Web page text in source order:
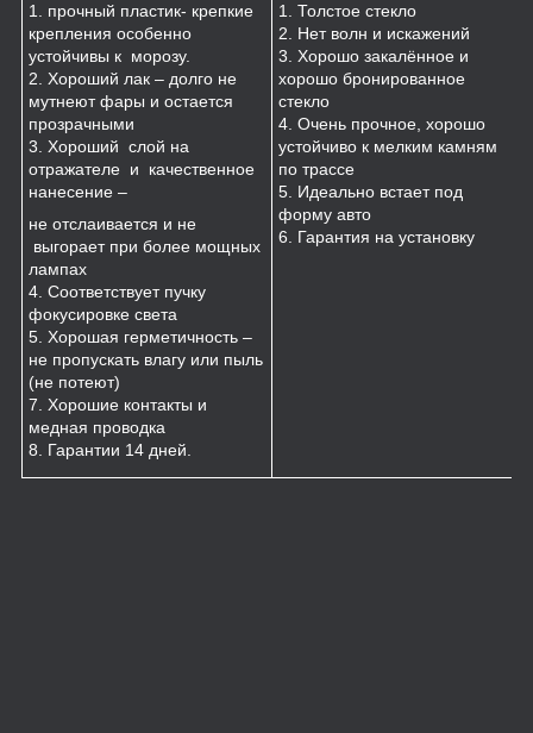
1. прочный пластик- крепкие
крепления особенно
устойчивы к морозу.
2. Хороший лак – долго не
мутнеют фары и остается
прозрачными
3. Хороший слой на
отражателе и качественное
нанесение –
не отслаивается и не
выгорает при более мощных
лампах
4. Соответствует пучку
фокусировке света
5. Хорошая герметичность –
не пропускать влагу или пыль
(не потеют)
7. Хорошие контакты и
медная проводка
8. Гарантии 14 дней.
1. Толстое стекло
2. Нет волн и искажений
3. Хорошо закалённое и
хорошо бронированное
стекло
4. Очень прочное, хорошо
устойчиво к мелким камням
по трассе
5. Идеально встает под
форму авто
6. Гарантия на установку